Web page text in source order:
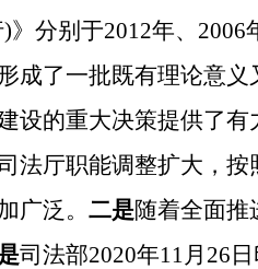
》分别于2012年、
成了一批既有理论意
设的重大决策提供了
法厅职能调整扩大，按
广泛。 二是随着全面
司法部2020年11月26